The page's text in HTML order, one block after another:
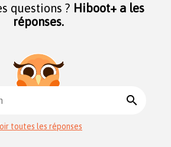
questions ? Hiboot+ a les
réponses.
search
toutes les réponses